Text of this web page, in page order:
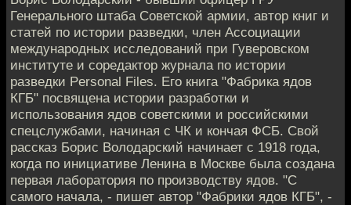
Генерального штаба Советской армии, автор книг и
статей по истории разведки, член Ассоциации
международных исследований при Гуверовском
институте и соредактор журнала по истории
разведки Personal Files. Его книга "Фабрика ядов
КГБ" посвящена истории разработки и
использования ядов советскими и российскими
спецслужбами, начиная с ЧК и кончая ФСБ. Свой
рассказ Борис Володарский начинает с 1918 года,
когда по инициативе Ленина в Москве была создана
первая лаборатория по производству ядов. "С
самого начала, - пишет автор "Фабрики ядов КГБ", -